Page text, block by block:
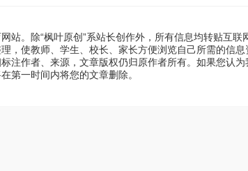
站。除“枫叶原创”系站长创作外，所有信息均转贴互联
，使教师、学生、校长、家长方便浏览自己所需的信息
注作者、来源，文章版权仍归原作者所有。如果您认为
第一时间内将您的文章删除。